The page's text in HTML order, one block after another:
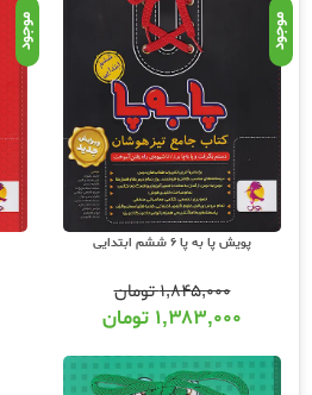
موجود
پویش پا به پا 6 ششم ابتدایی
۱,۸۴۵,۰۰۰تومان
۱,۳۸۳,۰۰۰ تومان
موجود